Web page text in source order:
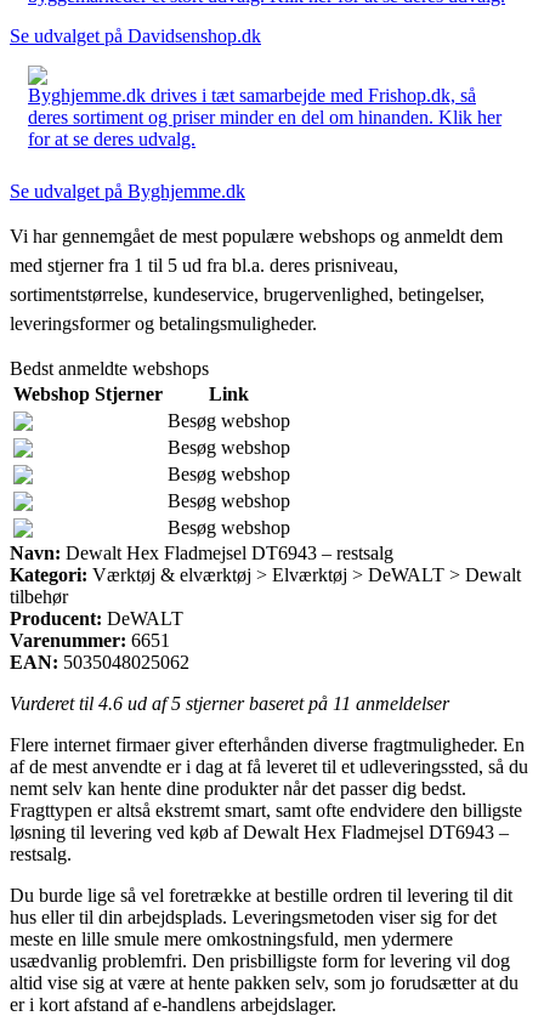
Se udvalget på Davidsenshop.dk
Byghjemme.dk drives i tæt samarbejde med Frishop.dk, så
deres sortiment og priser minder en del om hinanden. Klik her
for at se deres udvalg.
Se udvalget på Byghjemme.dk
Vi har gennemgået de mest populære webshops og anmeldt dem
med stjerner fra 1 til 5 ud fra bl.a. deres prisniveau,
sortimentstørrelse, kundeservice, brugervenlighed, betingelser,
leveringsformer og betalingsmuligheder.
Bedst anmeldte webshops
Webshop Stjerner
Link
Besøg webshop
Besøg webshop
Besøg webshop
Besøg webshop
Besøg webshop
Navn: Dewalt Hex Fladmejsel DT6943 – restsalg
Kategori: Værktøj & elværktøj > Elværktøj > DeWALT > Dewalt
tilbehør
Producent: DeWALT
Varenummer: 6651
EAN: 5035048025062
Vurderet til 4.6 ud af 5 stjerner baseret på 11 anmeldelser
Flere internet firmaer giver efterhånden diverse fragtmuligheder. En
af de mest anvendte er i dag at få leveret til et udleveringssted, så du
nemt selv kan hente dine produkter når det passer dig bedst.
Fragttypen er altså ekstremt smart, samt ofte endvidere den billigste
løsning til levering ved køb af Dewalt Hex Fladmejsel DT6943 –
restsalg.
Du burde lige så vel foretrække at bestille ordren til levering til dit
hus eller til din arbejdsplads. Leveringsmetoden viser sig for det
meste en lille smule mere omkostningsfuld, men ydermere
usædvanlig problemfri. Den prisbilligste form for levering vil dog
altid vise sig at være at hente pakken selv, som jo forudsætter at du
er i kort afstand af e-handlens arbejdslager.